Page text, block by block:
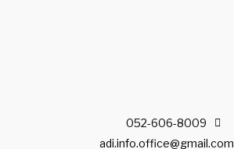
052-606-8009
adi.info.office@gmail.com